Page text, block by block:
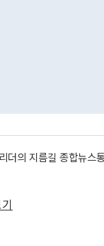
더의 지름길 종합뉴